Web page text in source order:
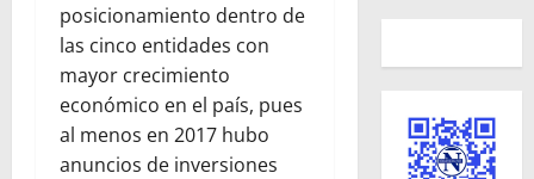
posicionamiento dentro de
las cinco entidades con
mayor crecimiento
económico en el país, pues
al menos en 2017 hubo
anuncios de inversiones